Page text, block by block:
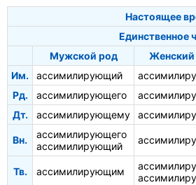
Настоящее
Единственное
Мужской род
Женский
Им.
ассимилирующий
Рд.
ассимилирующего
Дт.
ассимилирующему
Вн.
ассимилирующего
ассимилирующий
Тв. ассимилирующим